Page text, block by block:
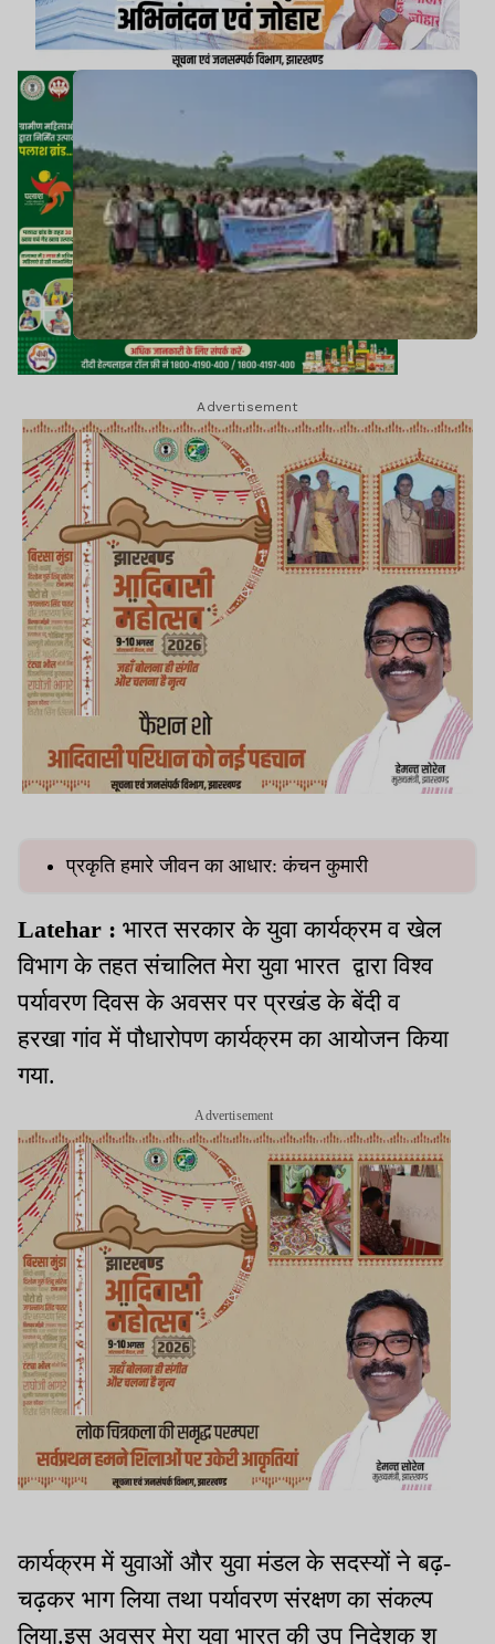
Advertisement
प्रकृति हमारे जीवन का आधार: कंचन कुमारी
Latehar : भारत सरकार के युवा कार्यक्रम व खेल
विभाग के तहत संचालित मेरा युवा भारत द्वारा विश्व
पर्यावरण दिवस के अवसर पर प्रखंड के बेंदी व
हरखा गांव में पौधारोपण कार्यक्रम का आयोजन किया
गया.
Advertisement
कार्यक्रम में युवाओं और युवा मंडल के सदस्यों ने बढ़-
चढ़कर भाग लिया तथा पर्यावरण संरक्षण का संकल्प
लिया.इस अवसर मेरा युवा भारत की उप निदेशक श